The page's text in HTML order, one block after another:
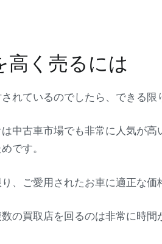
高く売るには
れているのでしたら、できる
中古車市場でも非常に人気が
です。
、ご愛用されたお車に適正な
の買取店を回るのは非常に時間